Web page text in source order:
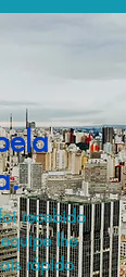
recebido
lhe
rápido